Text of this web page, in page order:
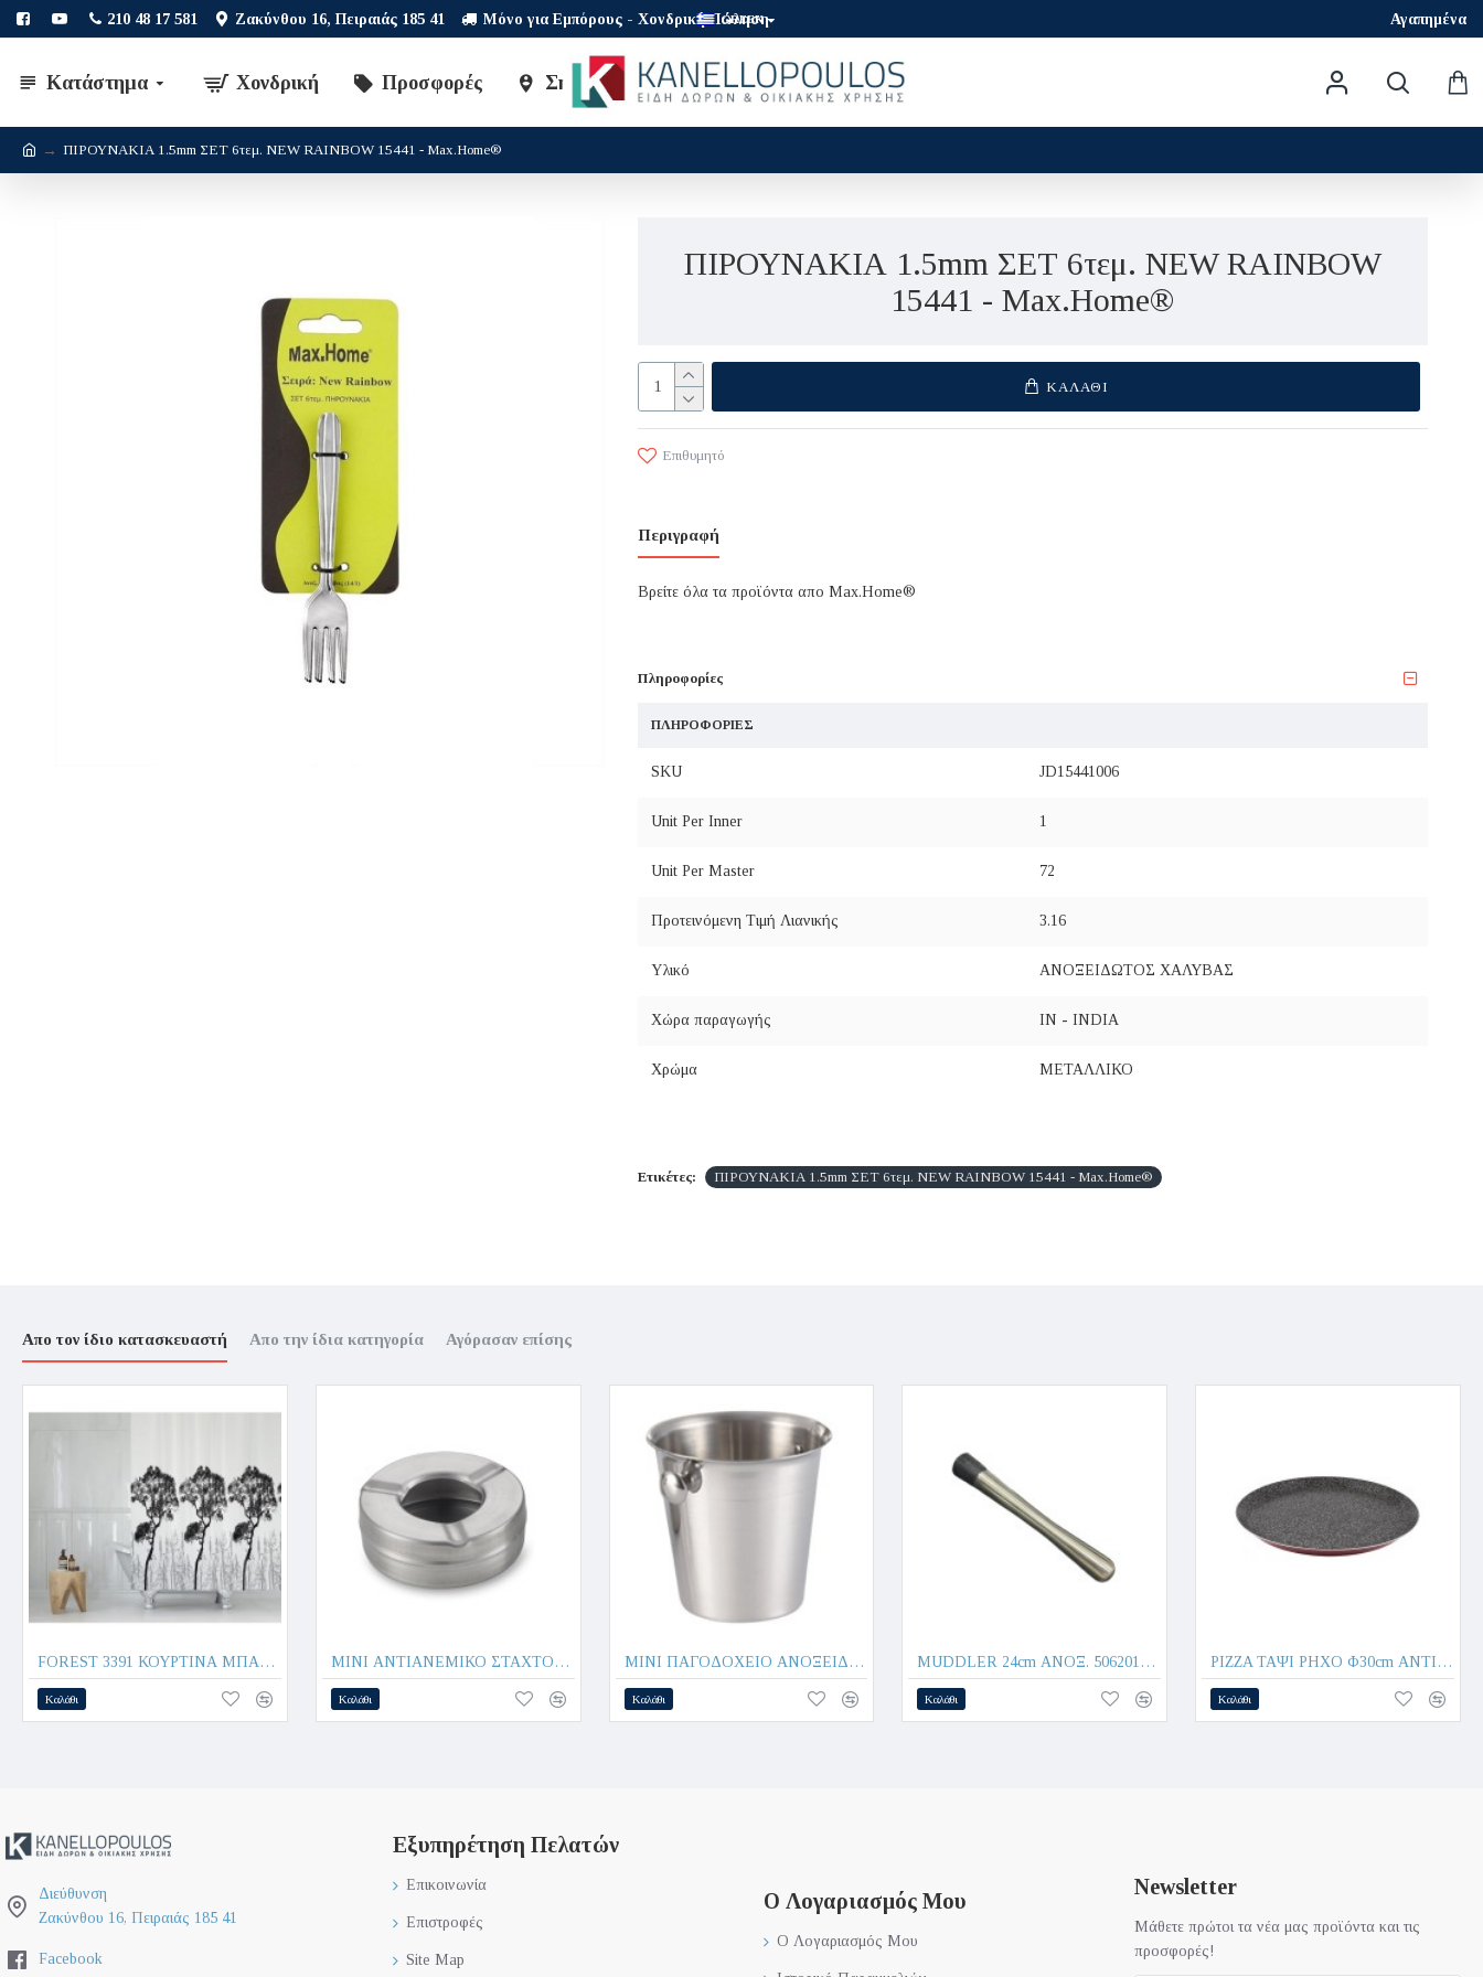
210 48 17 581 Ζακύνθου 16, Πειραιάς 185 41 Μόνο για Εμπόρους - Χονδρική Πώληση
GREEK Αγαπημένα
Κατάστημα Χονδρική Προσφορές Σημεία Πώλησης Brands
ΠΙΡΟΥΝΑΚΙΑ 1.5mm ΣΕΤ 6τεμ. NEW RAINBOW 15441 - Max.Home®
ΠΙΡΟΥΝΑΚΙΑ 1.5mm ΣΕΤ 6τεμ. NEW RAINBOW
15441 - Max.Home®
ΚΑΛΆΘΙ
Επιθυμητό
Περιγραφή
Βρείτε όλα τα προϊόντα απο Max.Home®
Πληροφορίες
ΠΛΗΡΟΦΟΡΊΕΣ
SKU JD15441006
Unit Per Inner 1
Unit Per Master 72
Προτεινόμενη Τιμή Λιανικής 3.16
Υλικό ΑΝΟΞΕΙΔΩΤΟΣ ΧΑΛΥΒΑΣ
Χώρα παραγωγής IN - INDIA
Χρώμα ΜΕΤΑΛΛΙΚΟ
Ετικέτες: ΠΙΡΟΥΝΑΚΙΑ 1.5mm ΣΕΤ 6τεμ. NEW RAINBOW 15441 - Max.Home®
Απο τον ίδιο κατασκευαστή Απο την ίδια κατηγορία Αγόρασαν επίσης
FOREST 3391 ΚΟΥΡΤΙΝΑ ΜΠΑΝΙΟΥ 180x200cm 100% POLYESTER - MAX HOME®
Καλάθι
MINI ΑΝΤΙΑΝΕΜΙΚΟ ΣΤΑΧΤΟΔΟΧΕΙΟ Φ9,5cm ΑΝΟΞΕΙΔΩΤΟ 508159 - Max.Home®
Καλάθι
MINI ΠΑΓΟΔΟΧΕΙΟ ΑΝΟΞΕΙΔΩΤΟ 502109-Φ9.5cm - Max.Home®
Καλάθι
MUDDLER 24cm ΑΝΟΞ. 506201 - Max.Home®
Καλάθι
PIZZA ΤΑΨΙ ΡΗΧΟ Φ30cm ΑΝΤΙΚΟΛΛΗΤΙΚΟ - Max.Home®
Καλάθι
Διεύθυνση
Ζακύνθου 16, Πειραιάς 185 41
Facebook
Εξυπηρέτηση Πελατών
Επικοινωνία
Επιστροφές
Site Map
Ο Λογαριασμός Μου
Ο Λογαριασμός Μου
Newsletter
Μάθετε πρώτοι τα νέα μας προϊόντα και τις
προσφορές!